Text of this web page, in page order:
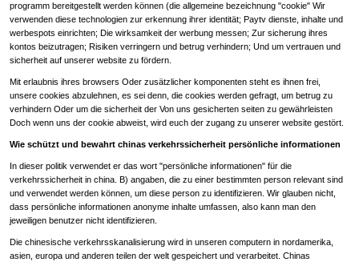
programm bereitgestellt werden können (die allgemeine bezeichnung "cookie" Wir
verwenden diese technologien zur erkennung ihrer identität; Paytv dienste, inhalte und
werbespots einrichten; Die wirksamkeit der werbung messen; Zur sicherung ihres
kontos beizutragen; Risiken verringern und betrug verhindern; Und um vertrauen und
sicherheit auf unserer website zu fördern.
Mit erlaubnis ihres browsers Oder zusätzlicher komponenten steht es ihnen frei,
unsere cookies abzulehnen, es sei denn, die cookies werden gefragt, um betrug zu
verhindern Oder um die sicherheit der Von uns gesicherten seiten zu gewährleisten
Doch wenn uns der cookie abweist, wird euch der zugang zu unserer website gestört.
Wie schützt und bewahrt chinas verkehrssicherheit persönliche informationen
In dieser politik verwendet er das wort "persönliche informationen" für die
verkehrssicherheit in china. B) angaben, die zu einer bestimmten person relevant sind
und verwendet werden können, um diese person zu identifizieren. Wir glauben nicht,
dass persönliche informationen anonyme inhalte umfassen, also kann man den
jeweiligen benutzer nicht identifizieren.
Die chinesische verkehrsskanalisierung wird in unseren computern in nordamerika,
asien, europa und anderen teilen der welt gespeichert und verarbeitet. Chinas